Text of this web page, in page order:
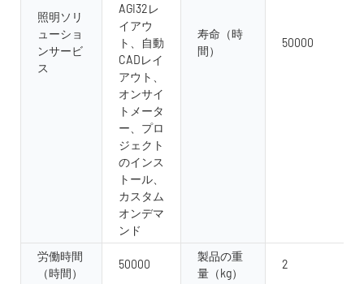
照明ソリ
ューショ
ンサービ
ス
AGI32レ
イアウ
ト、自動
CADレイ
アウト、
オンサイ
トメータ
ー、プロ
ジェクト
のインス
トール、
カスタム
オンデマ
ンド
寿命（時
間）
50000
労働時間
（時間）
50000
製品の重
量（kg）
2